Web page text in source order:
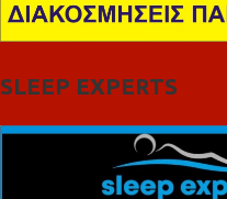
SLEEP EXPERTS